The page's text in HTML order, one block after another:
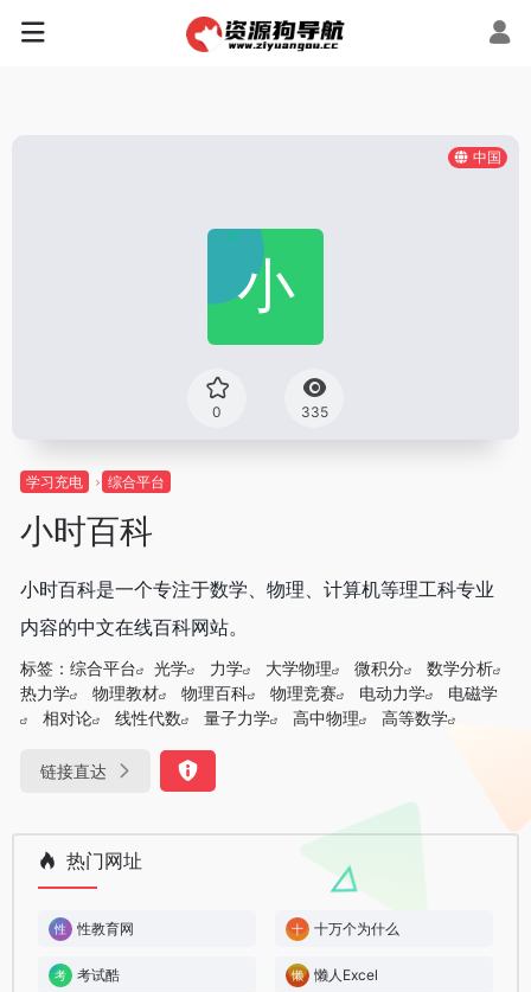
中国
0 335
学习充电 综合平台
小时百科
小时百科是一个专注于数学、物理、计算机等理工科专业
内容的中文在线百科网站。
标签： 综合平台 光学 力学 大学物理 微积分
数学分析
热力学
物理教材 物理百科 物理竞赛 电动力学
电磁学
相对论
线性代数 量子力学 高中物理 高等数学
链接直达
热门网址
性教育网 十万个为什么
考试酷 懒人Excel